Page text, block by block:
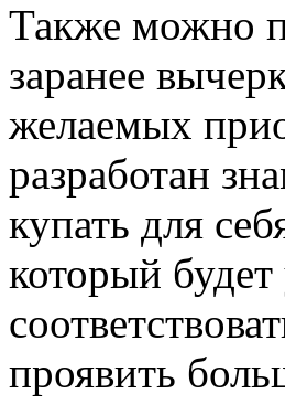
Также можно
заранее
желаемых
разработан
купать для
который
проявить